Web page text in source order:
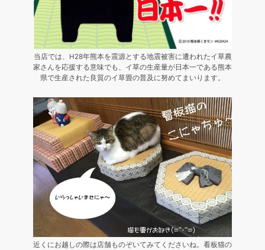
当店では、H28年熊本を震源とする地震被害に遭われたイ草農
家さんを応援する意味でも、イ草の生産量が日本一である熊本
県で生産された良質のイ草畳の普及に努めてまいります。
近くにお越しの際は店舗ものぞいてみてくださいね。看板猫の